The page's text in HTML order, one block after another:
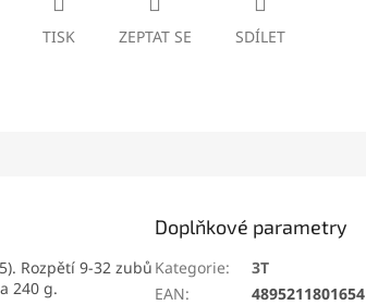
TISK ZEPTAT SE SDÍLET
Rozpětí 9-32 zubů
240 g.
Doplňkové parametry
Kategorie:
3T
EAN:
4895211801654